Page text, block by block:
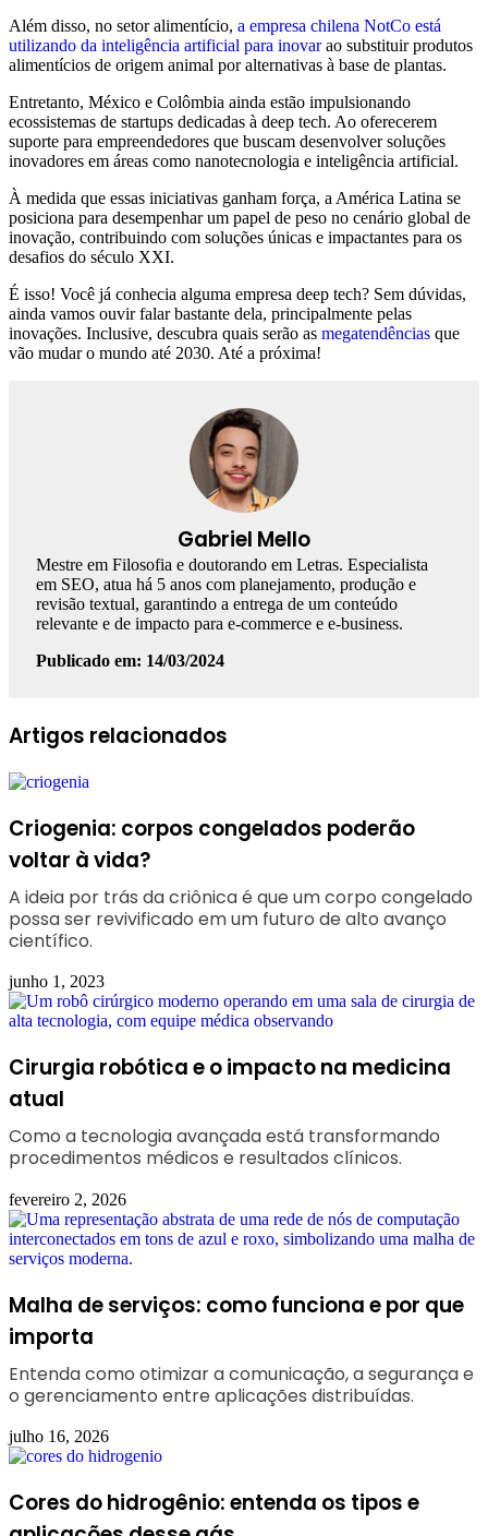
Além disso, no setor alimentício, a empresa chilena NotCo está
utilizando da inteligência artificial para inovarao substituir produtos
alimentícios de origem animal por alternativas à base de plantas.
Entretanto, México e Colômbia ainda estão impulsionando
ecossistemas de startups dedicadas à deep tech. Ao oferecerem
suporte para empreendedores que buscam desenvolver soluções
inovadores em áreas como nanotecnologia e inteligência artificial.
À medida que essas iniciativas ganham força, a América Latina se
posiciona para desempenhar um papel de peso no cenário global de
inovação, contribuindo com soluções únicas e impactantes para os
desafios do século XXI.
É isso! Você já conhecia alguma empresa deep tech? Sem dúvidas,
ainda vamos ouvir falar bastante dela, principalmente pelas
inovações. Inclusive, descubra quais serão as megatendências que
vão mudar o mundo até 2030. Até a próxima!
Gabriel Mello
Mestre em Filosofia e doutorando em Letras. Especialista
em SEO, atua há 5 anos com planejamento, produção e
revisão textual, garantindo a entrega de um conteúdo
relevante e de impacto para e-commerce e e-business.
Publicado em: 14/03/2024
Facebook
Linkedin
WhatsApp
Telegram
Artigos relacionados
Criogenia: corpos congelados poderão
voltar à vida?
A ideia por trás da criônica é que um corpo congelado
possa ser revivificado em um futuro de alto avanço
científico.
junho 1, 2023
Cirurgia robótica e o impacto na medicina
atual
Como a tecnologia avançada está transformando
procedimentos médicos e resultados clínicos.
fevereiro 2, 2026
Malha de serviços: como funciona e por que
importa
Entenda como otimizar a comunicação, a segurança e
o gerenciamento entre aplicações distribuídas.
julho 16, 2026
Cores do hidrogênio: entenda os tipos e